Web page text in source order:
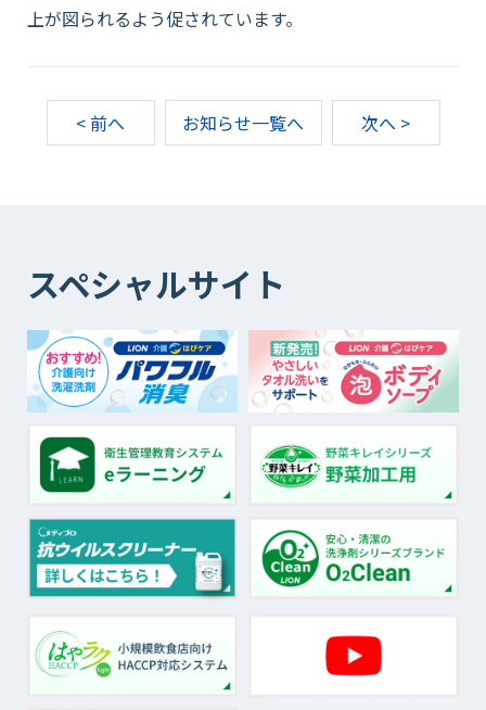
上が図られるよう促されています。
< 前へ お知らせ一覧へ 次へ >
スペシャルサイト